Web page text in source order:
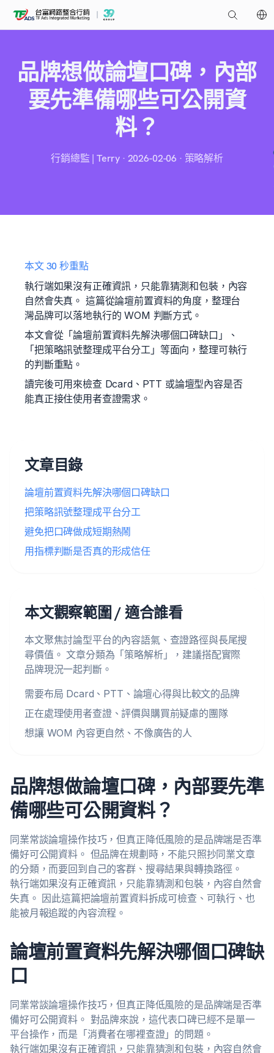
品牌想做論壇口碑，內部
要先準備哪些可公開資
料？
行銷總監 | Terry · 2026-02-06 · 策略解析
本文 30 秒重點
執行端如果沒有正確資訊，只能靠猜測和包裝，內容
自然會失真。 這篇從論壇前置資料的角度，整理台
灣品牌可以落地執行的 WOM 判斷方式。
本文會從「論壇前置資料先解決哪個口碑缺口」、
「把策略訊號整理成平台分工」等面向，整理可執行
的判斷重點。
讀完後可用來檢查 Dcard、PTT 或論壇型內容是否
能真正接住使用者查證需求。
文章目錄
論壇前置資料先解決哪個口碑缺口
把策略訊號整理成平台分工
避免把口碑做成短期熱鬧
用指標判斷是否真的形成信任
本文觀察範圍 / 適合誰看
本文聚焦討論型平台的內容語氣、查證路徑與長尾搜
尋價值。 文章分類為「策略解析」，建議搭配實際
品牌現況一起判斷。
需要布局 Dcard、PTT、論壇心得與比較文的品牌
正在處理使用者查證、評價與購買前疑慮的團隊
想讓 WOM 內容更自然、不像廣告的人
品牌想做論壇口碑，內部要先準
備哪些可公開資料？
同業常談論壇操作技巧，但真正降低風險的是品牌端是否準
備好可公開資料。 但品牌在規劃時，不能只照抄同業文章
的分類，而要回到自己的客群、搜尋結果與轉換路徑。
執行端如果沒有正確資訊，只能靠猜測和包裝，內容自然會
失真。 因此這篇把論壇前置資料拆成可檢查、可執行、也
能被月報追蹤的內容流程。
論壇前置資料先解決哪個口碑缺
口
同業常談論壇操作技巧，但真正降低風險的是品牌端是否準
備好可公開資料。 對品牌來說，這代表口碑已經不是單一
平台操作，而是「消費者在哪裡查證」的問題。
執行端如果沒有正確資訊，只能靠猜測和包裝，內容自然會